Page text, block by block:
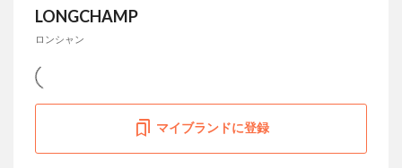
LONGCHAMP
ロンシャン
マイブランドに登録